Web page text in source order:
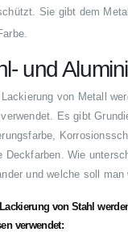
Sie gibt dem
und
von Metall
verwendet. Es gibt
Deckfarben. Wie
und welche soll man
von Stahl
verwendet: